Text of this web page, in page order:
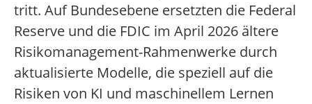
tritt. Auf Bundesebene ersetzten die Federal
Reserve und die FDIC im April 2026 ältere
Risikomanagement-Rahmenwerke durch
aktualisierte Modelle, die speziell auf die
Risiken von KI und maschinellem Lernen